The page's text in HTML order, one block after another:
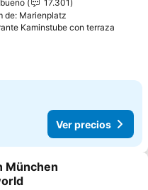
17.301
de: Marienplatz
Kaminstube con terraza
Ver precios
a favoritos
München